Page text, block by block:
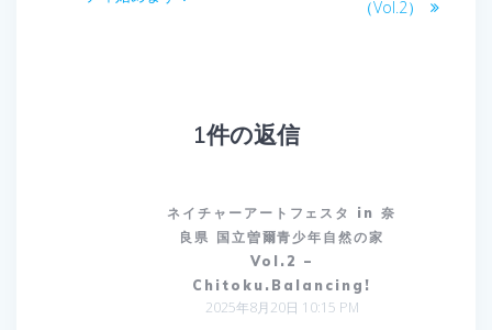
（Vol.2）
1件の返信
ネイチャーアートフェスタ in 奈
良県 国立曽爾青少年自然の家
Vol.2 –
Chitoku.Balancing!
2025年8月20日 10:15 PM